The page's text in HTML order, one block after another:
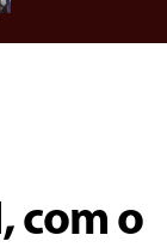
com o